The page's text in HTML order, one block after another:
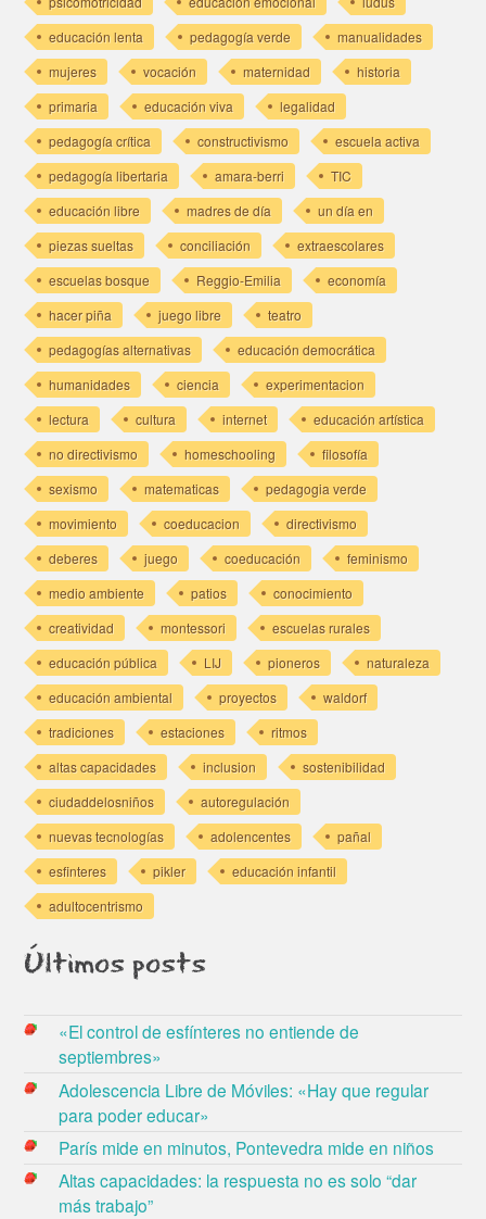
educación lenta
pedagogía verde
manualidades
mujeres
vocación maternidad
historia
primaria
educación viva
legalidad
pedagogía crítica
constructivismo
escuela activa
pedagogía libertaria
amara-berri
TIC
educación libre
madres de día
un día en
piezas sueltas
conciliación
extraescolares
escuelas bosque
Reggio-Emilia
economía
hacer piña
juego libre
teatro
pedagogías alternativas
educación democrática
humanidades
ciencia
experimentacion
lectura
cultura internet
educación artística
no directivismo
homeschooling
filosofía
sexismo
matematicas
pedagogia verde
movimiento
coeducacion
directivismo
deberes
juego coeducación
feminismo
medio ambiente
patios
conocimiento
creatividad
montessori
escuelas rurales
educación pública
LIJ pioneros
naturaleza
educación ambiental
proyectos
waldorf
tradiciones
estaciones
ritmos
altas capacidades
inclusion
sostenibilidad
ciudaddelosniños
autoregulación
nuevas tecnologías
adolencentes
pañal
esfinteres
pikler
educación infantil
adultocentrismo
Últimos posts
«El control de esfínteres no entiende de
septiembres»
Adolescencia Libre de Móviles: «Hay que regular
para poder educar»
París mide en minutos, Pontevedra mide en niños
Altas capacidades: la respuesta no es solo “dar
más trabajo”